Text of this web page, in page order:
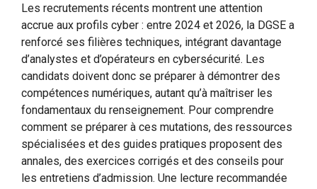
Les recrutements récents montrent une attention
accrue aux profils cyber : entre 2024 et 2026, la DGSE a
renforcé ses filières techniques, intégrant davantage
d’analystes et d’opérateurs en cybersécurité. Les
candidats doivent donc se préparer à démontrer des
compétences numériques, autant qu’à maîtriser les
fondamentaux du renseignement. Pour comprendre
comment se préparer à ces mutations, des ressources
spécialisées et des guides pratiques proposent des
annales, des exercices corrigés et des conseils pour
les entretiens d’admission. Une lecture recommandée